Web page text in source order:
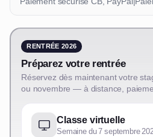
RENTRÉE 2026
Préparez votre rentrée
Réservez dès maintenant votre
ou novembre — à distance,
Classe virtuelle
Semaine du 7 septembre